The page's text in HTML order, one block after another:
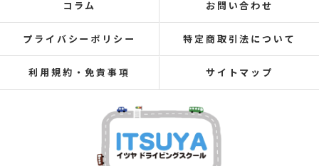
コラム お問い合わせ
プライバシーポリシー 特定商取引法について
利用規約・免責事項 サイトマップ